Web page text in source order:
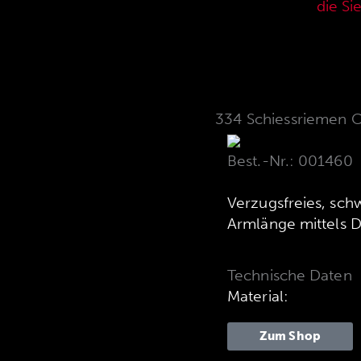
die
334 Schiessriemen
Best.-Nr.: 001460
Verzugsfreies,
Armlänge mittels
Technische Daten
Material:
Zum Shop